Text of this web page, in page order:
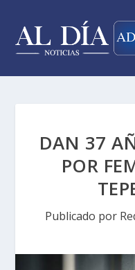
DAN 37
POR
Publicado por